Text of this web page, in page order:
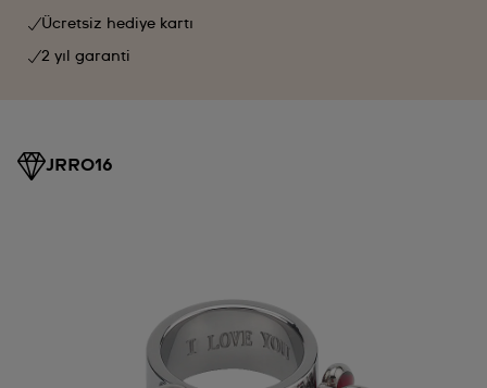
Ücretsiz hediye kartı
2 yıl garanti
JRR016